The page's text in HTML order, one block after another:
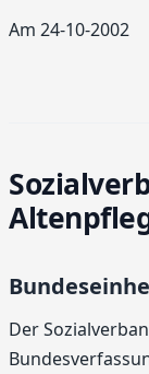
Am 24-10-2002
Der